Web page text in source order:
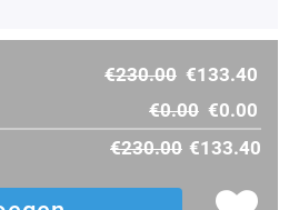
€230.00 €133.40
€0.00 €0.00
€230.00 €133.40